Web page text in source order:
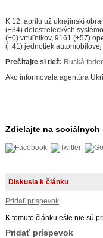
K 12. aprílu už ukrajinskí
(+34) delostreleckých
(+0) vrtuľníkov, 9161 (+57)
(+41) jednotiek
Prečítajte si tiež: Ruská
Ako informovala agentúra
Zdielajte na sociálnych
Diskusia k článku
Pridať príspevok
K tomuto článku ešte nie sú
Pridať príspevok